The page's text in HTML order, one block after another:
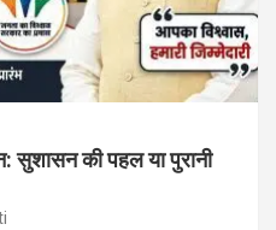
सुशासन की पहल या पुरानी